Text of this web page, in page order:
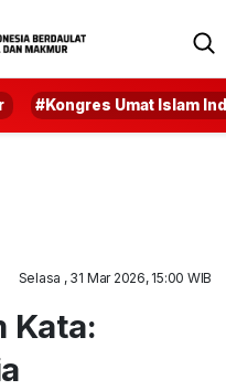
#Kongres Umat Islam
Selasa , 31 Mar 2026, 15:00 WIB
Kata: